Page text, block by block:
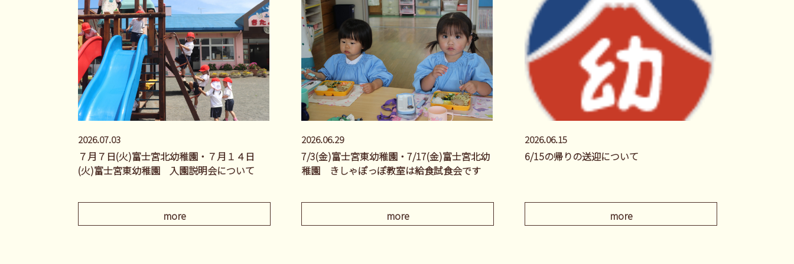
2026.07.03
７月７日(火)富士宮北幼稚園・７月１４日
(火)富士宮東幼稚園 入園説明会について
more
2026.06.29
7/3(金)富士宮東幼稚園・7/17(金)富士宮北幼
稚園 きしゃぽっぽ教室は給食試食会です
more
2026.06.15
6/15の帰りの送迎について
more